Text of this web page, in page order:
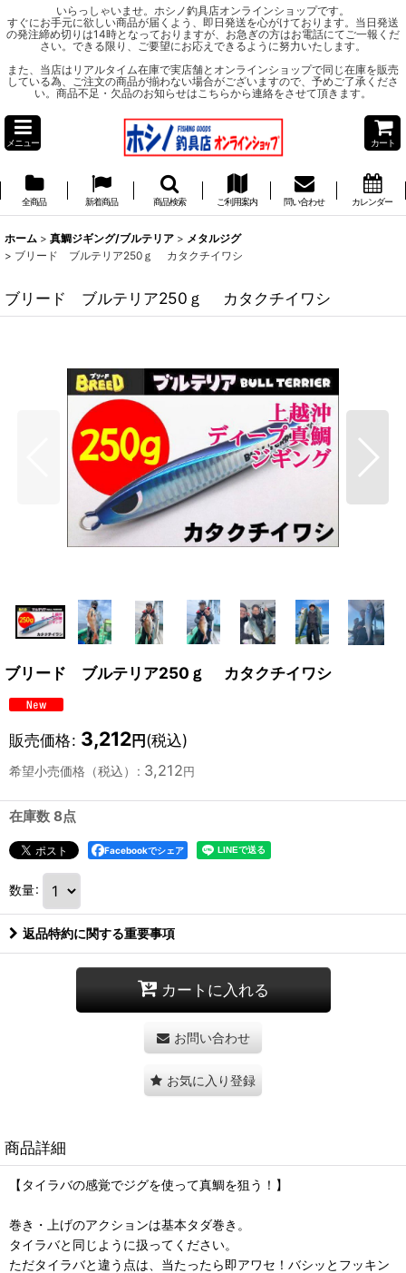
いらっしゃいませ。ホシノ釣具店オンラインショップです。
すぐにお手元に欲しい商品が届くよう、即日発送を心がけております。当日発送
の発注締め切りは14時となっておりますが、お急ぎの方はお電話にてご一報くだ
さい。できる限り、ご要望にお応えできるように努力いたします。
また、当店はリアルタイム在庫で実店舗とオンラインショップで同じ在庫を販売
している為、ご注文の商品が揃わない場合がございますので、予めご了承くださ
い。商品不足・欠品のお知らせはこちらから連絡をさせて頂きます。
メニュー カート
全商品 新着商品 商品検索 ご利用案内 問い合わせ カレンダー
ホーム > 真鯛ジギング/ブルテリア > メタルジグ
> ブリード ブルテリア250ｇ カタクチイワシ
ブリード ブルテリア250ｇ カタクチイワシ
ブリード ブルテリア250ｇ カタクチイワシ
販売価格: 3,212円(税込)
希望小売価格（税込） : 3,212円
在庫数 8点
Facebookでシェア
数量:
返品特約に関する重要事項
カートに入れる
お問い合わせ
お気に入り登録
商品詳細
【タイラバの感覚でジグを使って真鯛を狙う！】
巻き・上げのアクションは基本タダ巻き。
タイラバと同じように扱ってください。
ただタイラバと違う点は、当たったら即アワセ！バシッとフッキン